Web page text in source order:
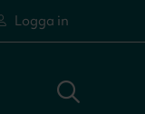
Logga in